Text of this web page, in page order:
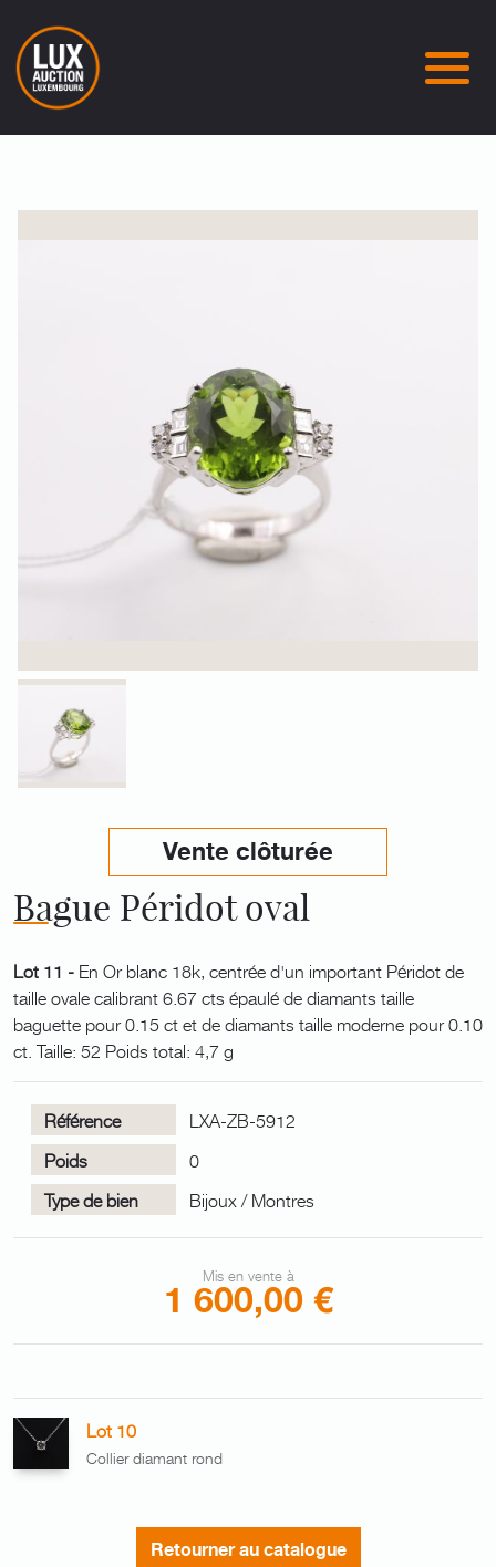
Vente clôturée
Bague Péridot oval
Lot 11 - En Or blanc 18k, centrée d'un important Péridot de
taille ovale calibrant 6.67 cts épaulé de diamants taille
baguette pour 0.15 ct et de diamants taille moderne pour 0.10
ct. Taille: 52 Poids total: 4,7 g
Référence
LXA-ZB-5912
Poids
0
Type de bien
Bijoux / Montres
Mis en vente à
1 600,00 €
Lot 10
Collier diamant rond
Retourner au catalogue